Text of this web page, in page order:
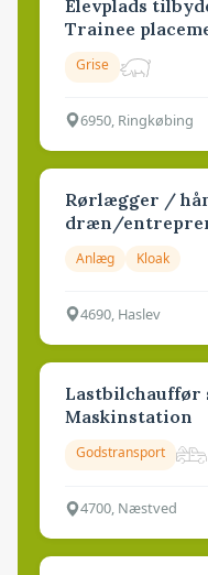
Elevplads
Trainee
Grise
6950, Ringkøbing
Rørlægger /
dræn/
Anlæg Kloak
4690, Haslev
Lastbilchauffør
Maskinstation
Godstransport
4700, Næstved